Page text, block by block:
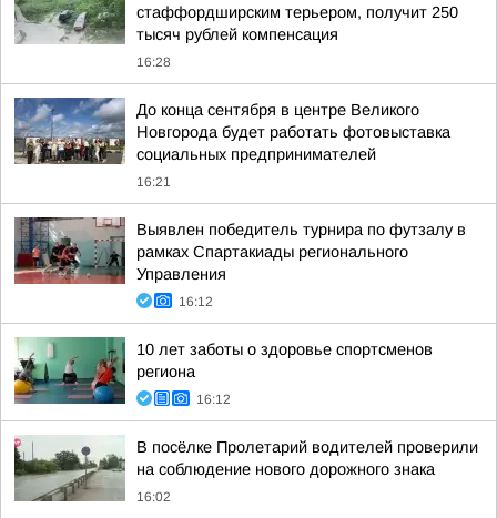
стаффордширским терьером, получит 250
тысяч рублей компенсация
16:28
До конца сентября в центре Великого
Новгорода будет работать фотовыставка
социальных предпринимателей
16:21
Выявлен победитель турнира по футзалу в
рамках Спартакиады регионального
Управления
16:12
10 лет заботы о здоровье спортсменов
региона
16:12
В посёлке Пролетарий водителей проверили
на соблюдение нового дорожного знака
16:02